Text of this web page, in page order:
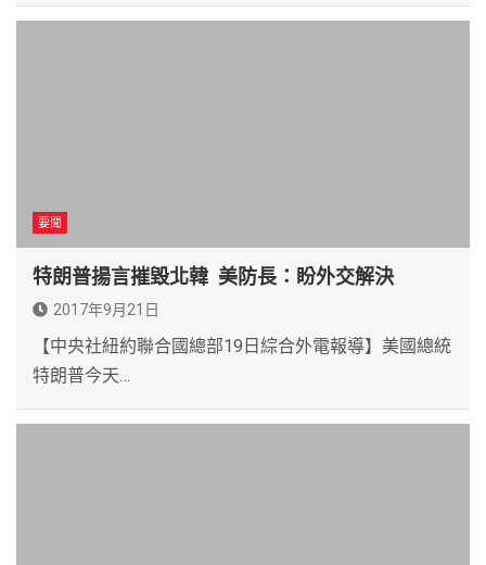
要聞
特朗普揚言摧毀北韓 美防長：盼外交解決
2017年9月21日
【中央社紐約聯合國總部19日綜合外電報導】美國總統
特朗普今天…